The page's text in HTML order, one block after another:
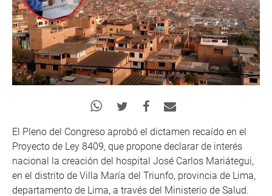
El Pleno del Congreso aprobó el dictamen recaído en el
Proyecto de Ley 8409, que propone declarar de interés
nacional la creación del hospital José Carlos Mariátegui,
en el distrito de Villa María del Triunfo, provincia de Lima,
departamento de Lima, a través del Ministerio de Salud.